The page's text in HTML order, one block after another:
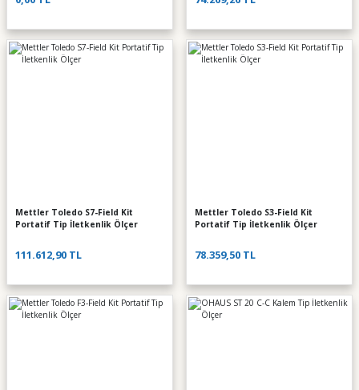
Mettler Toledo S7-Field Kit
Portatif Tip İletkenlik Ölçer
111.612,90 TL
Mettler Toledo S3-Field Kit
Portatif Tip İletkenlik Ölçer
78.359,50 TL